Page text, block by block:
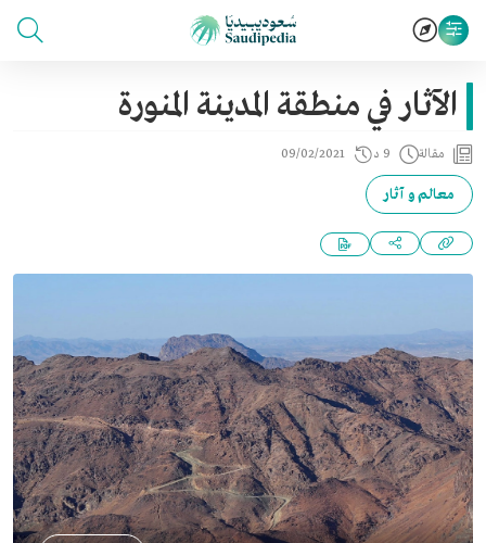
الآثار في منطقة المدينة المنورة
مقالة 9 د 09/02/2021
معالم و آثار